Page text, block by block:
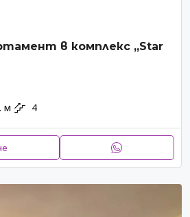
в комплекс „Star
м 4